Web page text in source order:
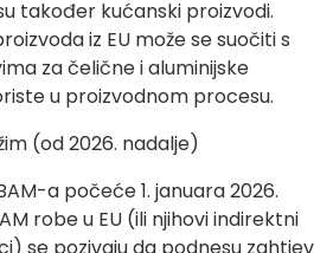
također kućanski proizvodi.
iz EU može se suočiti s
za čelične i aluminijske
u proizvodnom procesu.
(od 2026. nadalje)
a počeće 1. januara 2026.
robe u EU (ili njihovi indirektni